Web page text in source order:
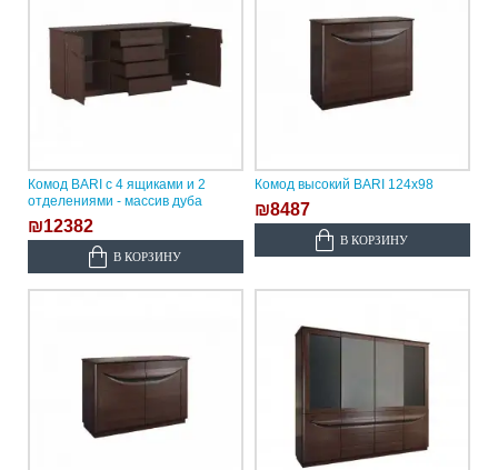
Комод BARI с 4 ящиками и 2
отделениями - массив дуба
₪12382
В КОРЗИНУ
Комод высокий BARI 124х98
₪8487
В КОРЗИНУ